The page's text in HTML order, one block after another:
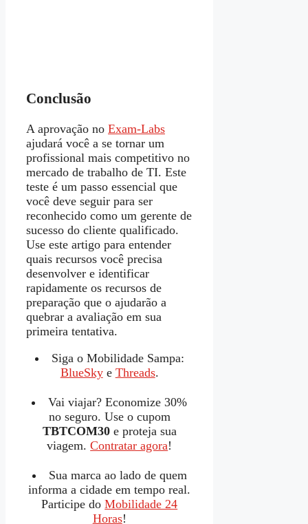
Conclusão
A aprovação no Exam-Labs
ajudará você a se tornar um
profissional mais competitivo no
mercado de trabalho de TI. Este
teste é um passo essencial que
você deve seguir para ser
reconhecido como um gerente de
sucesso do cliente qualificado.
Use este artigo para entender
quais recursos você precisa
desenvolver e identificar
rapidamente os recursos de
preparação que o ajudarão a
quebrar a avaliação em sua
primeira tentativa.
Siga o Mobilidade Sampa:
BlueSkye Threads.
Vai viajar? Economize 30%
no seguro. Use o cupom
TBTCOM30e proteja sua
viagem.Contratar agora!
Sua marca ao lado de quem
informa a cidade em tempo real.
Participe doMobilidade 24
Horas!